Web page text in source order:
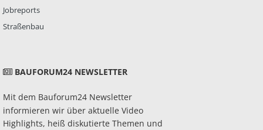
Jobreports
Straßenbau
BAUFORUM24 NEWSLETTER
Mit dem Bauforum24 Newsletter
informieren wir über aktuelle Video
Highlights, heiß diskutierte Themen und